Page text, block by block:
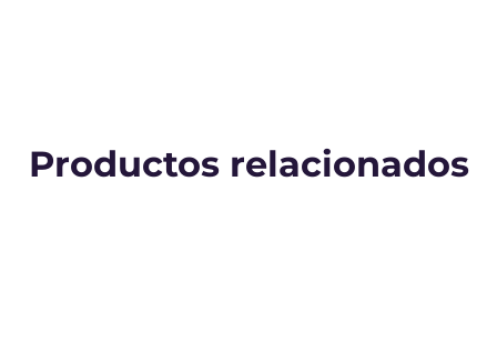
Productos relacionados